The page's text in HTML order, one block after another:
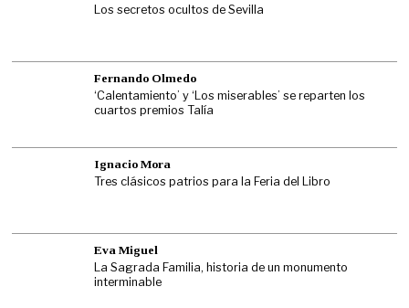
Los secretos ocultos de Sevilla
Fernando Olmedo
‘Calentamiento’ y ‘Los miserables’ se reparten los
cuartos premios Talía
Ignacio Mora
Tres clásicos patrios para la Feria del Libro
Eva Miguel
La Sagrada Familia, historia de un monumento
interminable